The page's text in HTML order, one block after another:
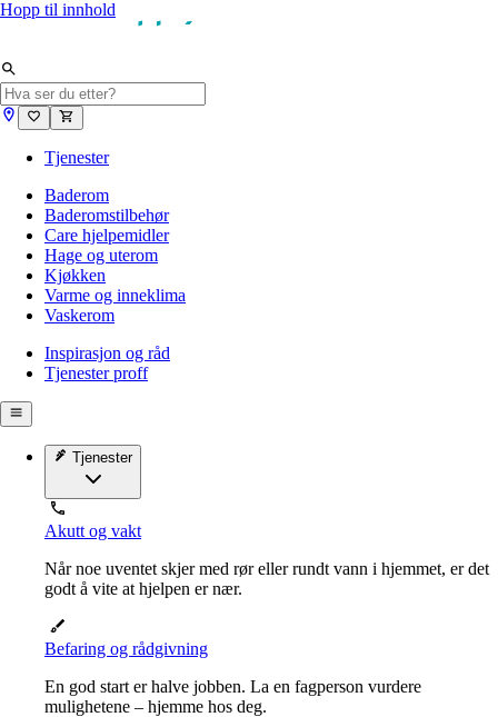
Hopp til innhold
Tjenester
Baderom
Baderomstilbehør
Care hjelpemidler
Hage og uterom
Kjøkken
Varme og inneklima
Vaskerom
Inspirasjon og råd
Tjenester proff
Tjenester
Akutt og vakt
Når noe uventet skjer med rør eller rundt vann i hjemmet, er det
godt å vite at hjelpen er nær.
Befaring og rådgivning
En god start er halve jobben. La en fagperson vurdere
mulighetene – hjemme hos deg.